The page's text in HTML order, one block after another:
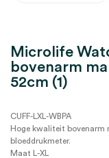
Microlife
bovenarm
52cm (1)
CUFF-LXL-WBPA
Hoge kwaliteit bovenarm
bloeddrukmeter.
Maat L-XL